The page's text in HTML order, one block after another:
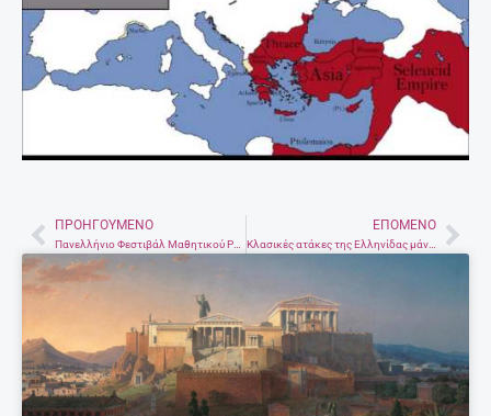
PrevΠΡΟΗΓΟΎΜΕΝΟ ΕΠΌΜΕΝΟ
Kλασικές ατάκες της Ελληνίδας μάνας που όλοι έχουμε ακούσει!